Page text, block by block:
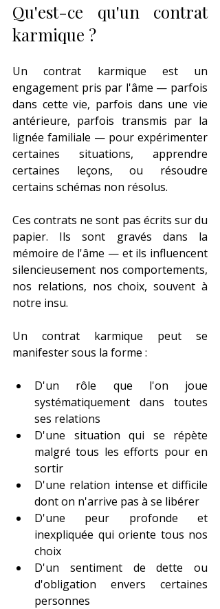
Qu'est-ce qu'un contrat
karmique ?
Un contrat karmique est un
engagement pris par l'âme — parfois
dans cette vie, parfois dans une vie
antérieure, parfois transmis par la
lignée familiale — pour expérimenter
certaines situations, apprendre
certaines leçons, ou résoudre
certains schémas non résolus.
Ces contrats ne sont pas écrits sur du
papier. Ils sont gravés dans la
mémoire de l'âme — et ils influencent
silencieusement nos comportements,
nos relations, nos choix, souvent à
notre insu.
Un contrat karmique peut se
manifester sous la forme :
D'un rôle que l'on joue
systématiquement dans toutes
ses relations
D'une situation qui se répète
malgré tous les efforts pour en
sortir
D'une relation intense et difficile
dont on n'arrive pas à se libérer
D'une peur profonde et
inexpliquée qui oriente tous nos
choix
D'un sentiment de dette ou
d'obligation envers certaines
personnes